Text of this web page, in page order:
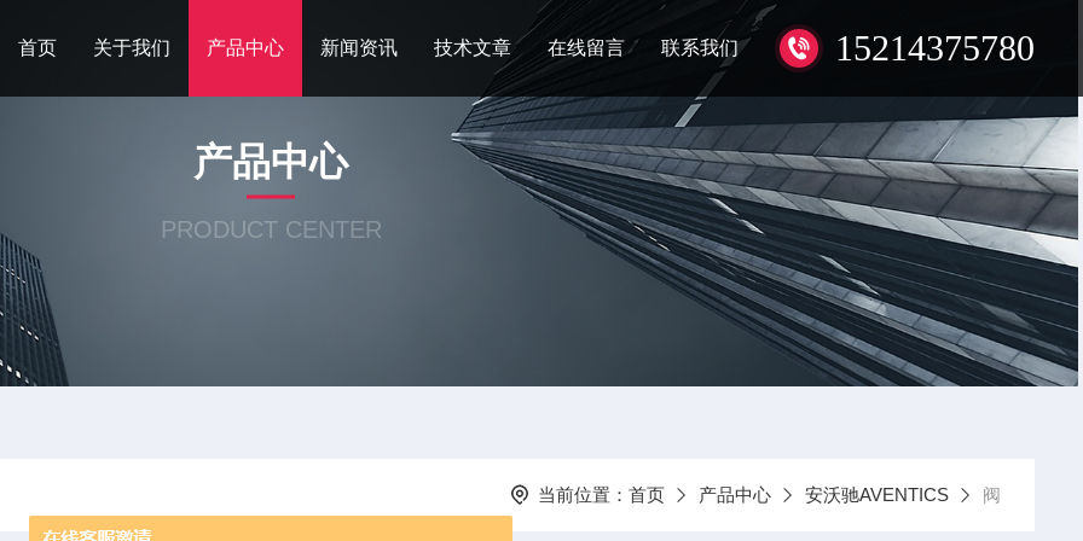
15214375780
首页 关于我们 产品中心 新闻资讯 技术文章 在线留言 联系我们
产品中心
PRODUCT CENTER
当前位置： 首页 产品中心 安沃驰AVENTICS 阀